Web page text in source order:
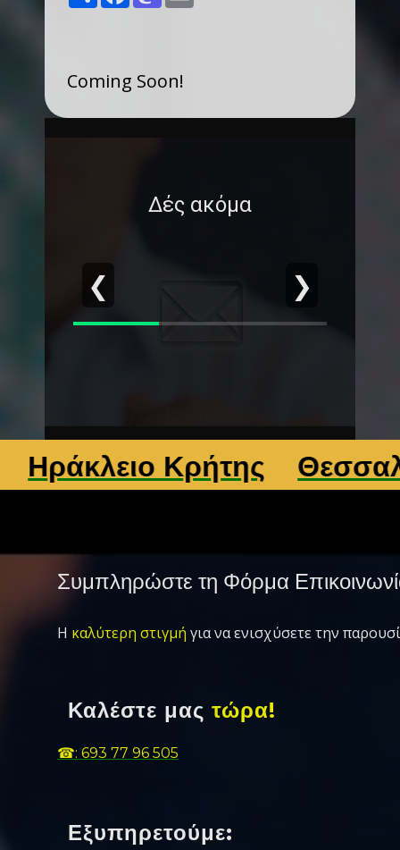
Coming Soon!
Δές ακόμα
❮ ❯
Κρήτης
Συμπληρώστε τη Φόρμα
Η καλύτερη στιγμή για να ενισχύσετε την
Καλέστε μας τώρα!
☎: 693 77 96 505
Εξυπηρετούμε: